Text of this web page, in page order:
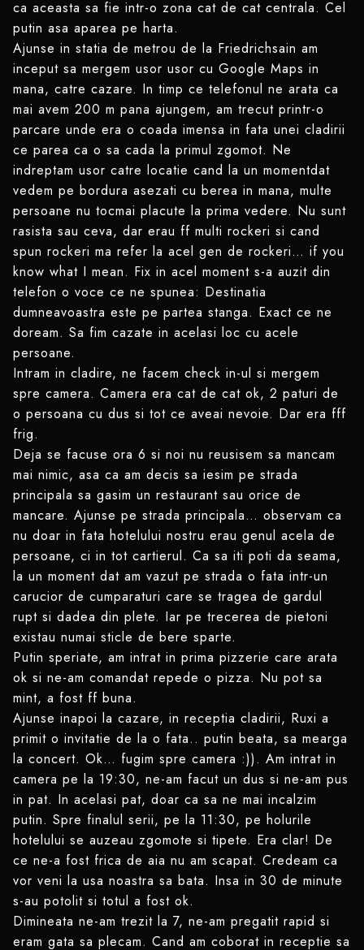
ca aceasta sa fie intr-o zona cat de cat centrala. Cel
putin asa aparea pe harta.
Ajunse in statia de metrou de la Friedrichsain am
inceput sa mergem usor usor cu Google Maps in
mana, catre cazare. In timp ce telefonul ne arata ca
mai avem 200 m pana ajungem, am trecut printr-o
parcare unde era o coada imensa in fata unei cladirii
ce parea ca o sa cada la primul zgomot. Ne
indreptam usor catre locatie cand la un momentdat
vedem pe bordura asezati cu berea in mana, multe
persoane nu tocmai placute la prima vedere. Nu sunt
rasista sau ceva, dar erau ff multi rockeri si cand
spun rockeri ma refer la acel gen de rockeri… if you
know what I mean. Fix in acel moment s-a auzit din
telefon o voce ce ne spunea: Destinatia
dumneavoastra este pe partea stanga. Exact ce ne
doream. Sa fim cazate in acelasi loc cu acele
persoane.
Intram in cladire, ne facem check in-ul si mergem
spre camera. Camera era cat de cat ok, 2 paturi de
o persoana cu dus si tot ce aveai nevoie. Dar era fff
frig.
Deja se facuse ora 6 si noi nu reusisem sa mancam
mai nimic, asa ca am decis sa iesim pe strada
principala sa gasim un restaurant sau orice de
mancare. Ajunse pe strada principala… observam ca
nu doar in fata hotelului nostru erau genul acela de
persoane, ci in tot cartierul. Ca sa iti poti da seama,
la un moment dat am vazut pe strada o fata intr-un
carucior de cumparaturi care se tragea de gardul
rupt si dadea din plete. Iar pe trecerea de pietoni
existau numai sticle de bere sparte.
Putin speriate, am intrat in prima pizzerie care arata
ok si ne-am comandat repede o pizza. Nu pot sa
mint, a fost ff buna.
Ajunse inapoi la cazare, in receptia cladirii, Ruxi a
primit o invitatie de la o fata.. putin beata, sa mearga
la concert. Ok… fugim spre camera :)). Am intrat in
camera pe la 19:30, ne-am facut un dus si ne-am pus
in pat. In acelasi pat, doar ca sa ne mai incalzim
putin. Spre finalul serii, pe la 11:30, pe holurile
hotelului se auzeau zgomote si tipete. Era clar! De
ce ne-a fost frica de aia nu am scapat. Credeam ca
vor veni la usa noastra sa bata. Insa in 30 de minute
s-au potolit si totul a fost ok.
Dimineata ne-am trezit la 7, ne-am pregatit rapid si
eram gata sa plecam. Cand am coborat in receptie sa